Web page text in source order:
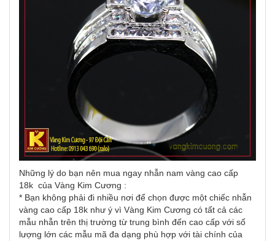
Những lý do bạn nên mua ngay nhẫn nam vàng cao cấp
18k của Vàng Kim Cương :
* Bạn không phải đi nhiều nơi để chọn được một chiếc nhẫn
vàng cao cấp 18k như ý vì Vàng Kim Cương có tất cả các
mẫu nhẫn trên thị trường từ trung bình đến cao cấp với số
lượng lớn các mẫu mã đa dạng phù hợp với tài chính của